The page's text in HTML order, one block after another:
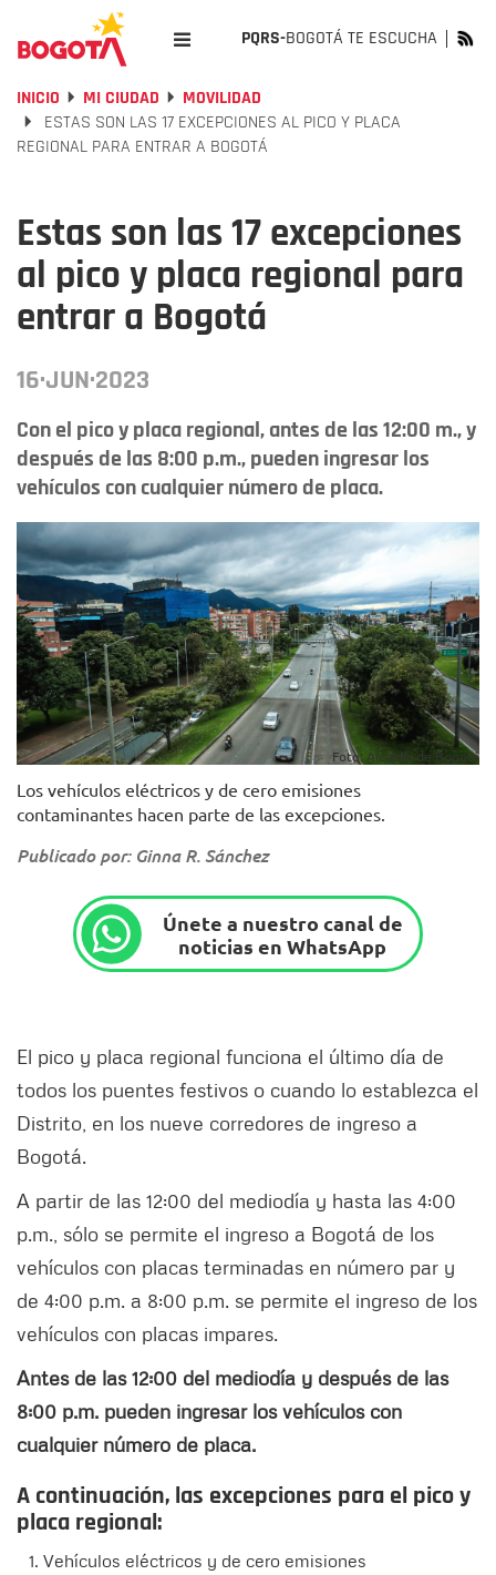
PQRS-BOGOTÁ TE ESCUCHA
INICIO MI CIUDAD
MOVILIDAD
ESTAS SON LAS 17 EXCEPCIONES AL PICO Y PLACA
REGIONAL PARA ENTRAR A BOGOTÁ
Estas son las 17 excepciones
al pico y placa regional para
entrar a Bogotá
16·JUN·2023
Con el pico y placa regional, antes de las 12:00 m., y
después de las 8:00 p.m., pueden ingresar los
vehículos con cualquier número de placa.
Foto: Alcaldía de Bogotá
Los vehículos eléctricos y de cero emisiones
contaminantes hacen parte de las excepciones.
Publicado por: Ginna R. Sánchez
Únete a nuestro canal de
noticias en WhatsApp
El pico y placa regional funciona el último día de
todos los puentes festivos o cuando lo establezca el
Distrito, en los nueve corredores de ingreso a
Bogotá.
A partir de las 12:00 del mediodía y hasta las 4:00
p.m., sólo se permite el ingreso a Bogotá de los
vehículos con placas terminadas en número par y
de 4:00 p.m. a 8:00 p.m. se permite el ingreso de los
vehículos con placas impares.
Antes de las 12:00 del mediodía y después de las
8:00 p.m. pueden ingresar los vehículos con
cualquier número de placa.
A continuación, las excepciones para el pico y
placa regional:
Vehículos eléctricos y de cero emisiones